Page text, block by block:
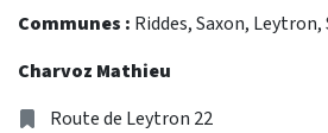
Communes : Riddes, Saxon,
Charvoz Mathieu
Address
Route de Leytron 22